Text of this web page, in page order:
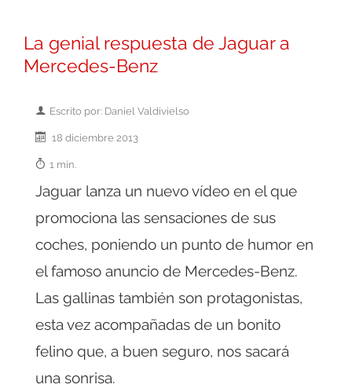
La genial respuesta de Jaguar a
Mercedes-Benz
Escrito por: Daniel Valdivielso
18 diciembre 2013
1 min.
Jaguar lanza un nuevo vídeo en el que
promociona las sensaciones de sus
coches, poniendo un punto de humor en
el famoso anuncio de Mercedes-Benz.
Las gallinas también son protagonistas,
esta vez acompañadas de un bonito
felino que, a buen seguro, nos sacará
una sonrisa.